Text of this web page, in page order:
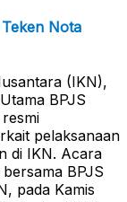
Nota
(IKN),
BPJS
pelaksanaan
di IKN. Acara
BPJS
pada Kamis